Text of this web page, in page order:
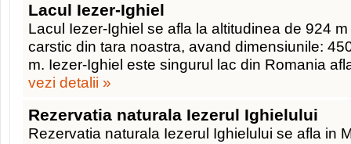
Lacul Iezer-Ighiel
Lacul Iezer-Ighiel se afla la altitudinea de 924
carstic din tara noastra, avand dimensiunile:
m. Iezer-Ighiel este singurul lac din Romania
vezi detalii »
Rezervatia naturala Iezerul Ighielului
Rezervatia naturala Iezerul Ighielului se afla in